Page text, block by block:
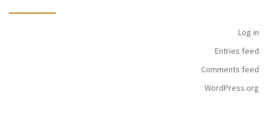
Log in
Entries feed
Comments feed
WordPress.org